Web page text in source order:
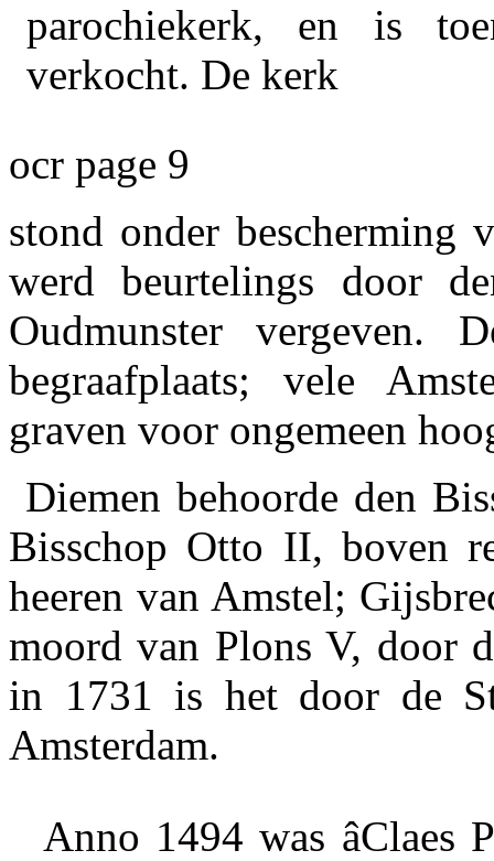
parochiekerk, en is
verkocht. De kerk
ocr page 9
stond onder bescherming
werd beurtelings door
Oudmunster
begraafplaats; vele
graven voor ongemeen
Diemen behoorde den
Bisschop Otto II, boven
heeren van Amstel;
moord van Plons V, door
in 1731 is het door de
Amsterdam.
Anno 1494 was âClaes